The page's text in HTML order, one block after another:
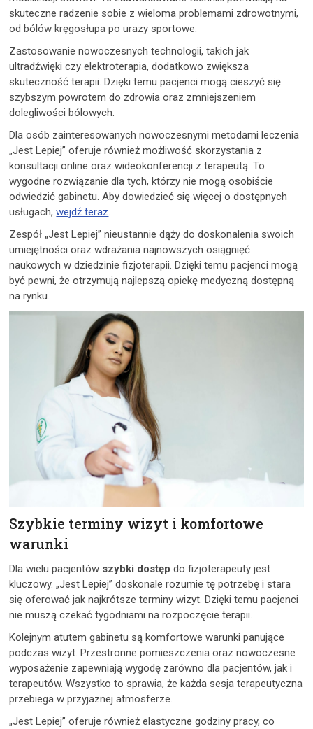
skuteczne radzenie sobie z wieloma problemami zdrowotnymi,
od bólów kręgosłupa po urazy sportowe.
Zastosowanie nowoczesnych technologii, takich jak
ultradźwięki czy elektroterapia, dodatkowo zwiększa
skuteczność terapii. Dzięki temu pacjenci mogą cieszyć się
szybszym powrotem do zdrowia oraz zmniejszeniem
dolegliwości bólowych.
Dla osób zainteresowanych nowoczesnymi metodami leczenia
„Jest Lepiej” oferuje również możliwość skorzystania z
konsultacji online oraz wideokonferencji z terapeutą. To
wygodne rozwiązanie dla tych, którzy nie mogą osobiście
odwiedzić gabinetu. Aby dowiedzieć się więcej o dostępnych
usługach,wejdź teraz.
Zespół „Jest Lepiej” nieustannie dąży do doskonalenia swoich
umiejętności oraz wdrażania najnowszych osiągnięć
naukowych w dziedzinie fizjoterapii. Dzięki temu pacjenci mogą
być pewni, że otrzymują najlepszą opiekę medyczną dostępną
na rynku.
Szybkie terminy wizyt i komfortowe
warunki
Dla wielu pacjentów szybki dostęp do fizjoterapeuty jest
kluczowy. „Jest Lepiej” doskonale rozumie tę potrzebę i stara
się oferować jak najkrótsze terminy wizyt. Dzięki temu pacjenci
nie muszą czekać tygodniami na rozpoczęcie terapii.
Kolejnym atutem gabinetu są komfortowe warunki panujące
podczas wizyt. Przestronne pomieszczenia oraz nowoczesne
wyposażenie zapewniają wygodę zarówno dla pacjentów, jak i
terapeutów. Wszystko to sprawia, że każda sesja terapeutyczna
przebiega w przyjaznej atmosferze.
„Jest Lepiej” oferuje również elastyczne godziny pracy, co